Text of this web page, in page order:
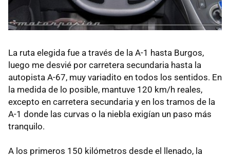
La ruta elegida fue a través de la A-1 hasta Burgos,
luego me desvié por carretera secundaria hasta la
autopista A-67, muy variadito en todos los sentidos. En
la medida de lo posible, mantuve 120 km/h reales,
excepto en carretera secundaria y en los tramos de la
A-1 donde las curvas o la niebla exigían un paso más
tranquilo.
A los primeros 150 kilómetros desde el llenado, la